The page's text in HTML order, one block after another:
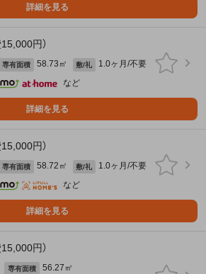
詳細を見る
円）
専有面積 58.73㎡ 敷/礼
1.0ヶ月/不要
など
詳細を見る
円）
専有面積 58.72㎡ 敷/礼
1.0ヶ月/不要
など
詳細を見る
円）
専有面積 56.27㎡